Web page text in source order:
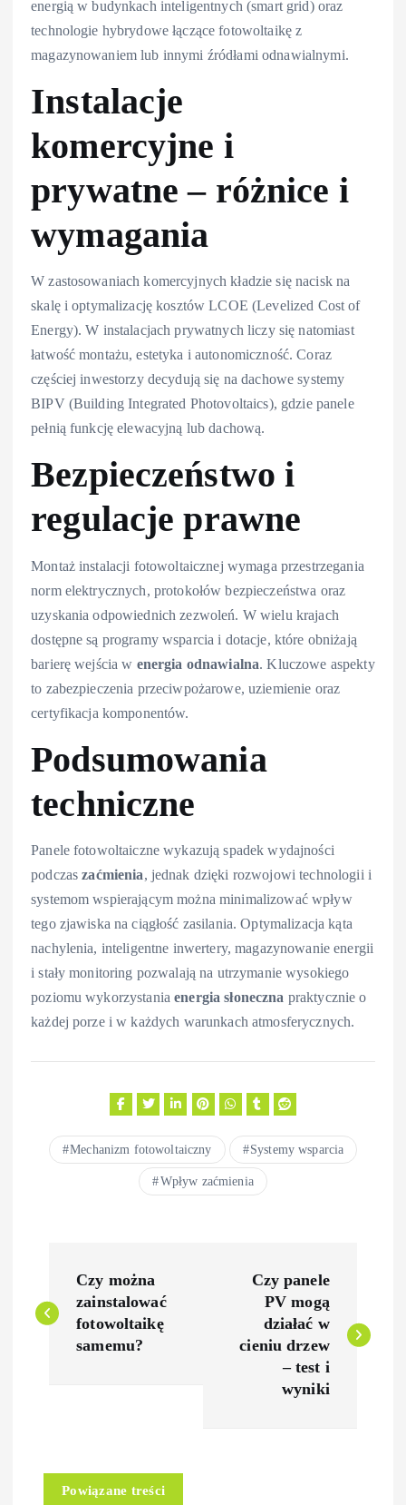
energią w budynkach inteligentnych (smart grid) oraz
technologie hybrydowe łączące fotowoltaikę z
magazynowaniem lub innymi źródłami odnawialnymi.
Instalacje
komercyjne i
prywatne – różnice i
wymagania
W zastosowaniach komercyjnych kładzie się nacisk na
skalę i optymalizację kosztów LCOE (Levelized Cost of
Energy). W instalacjach prywatnych liczy się natomiast
łatwość montażu, estetyka i autonomiczność. Coraz
częściej inwestorzy decydują się na dachowe systemy
BIPV (Building Integrated Photovoltaics), gdzie panele
pełnią funkcję elewacyjną lub dachową.
Bezpieczeństwo i
regulacje prawne
Montaż instalacji fotowoltaicznej wymaga przestrzegania
norm elektrycznych, protokołów bezpieczeństwa oraz
uzyskania odpowiednich zezwoleń. W wielu krajach
dostępne są programy wsparcia i dotacje, które obniżają
barierę wejścia w energia odnawialna. Kluczowe aspekty
to zabezpieczenia przeciwpożarowe, uziemienie oraz
certyfikacja komponentów.
Podsumowania
techniczne
Panele fotowoltaiczne wykazują spadek wydajności
podczaszaćmienia, jednak dzięki rozwojowi technologii i
systemom wspierającym można minimalizować wpływ
tego zjawiska na ciągłość zasilania. Optymalizacja kąta
nachylenia, inteligentne inwertery, magazynowanie energii
i stały monitoring pozwalają na utrzymanie wysokiego
poziomu wykorzystaniaenergia słoneczna praktycznie o
każdej porze i w każdych warunkach atmosferycznych.
Mechanizm fotowoltaiczny Systemy wsparcia
Wpływ zaćmienia
a
a
Czy można
zainstalować
fotowoltaikę
samemu?
Czy panele
PV mogą
działać w
cieniu drzew
– test i
wyniki
Powiązane treści